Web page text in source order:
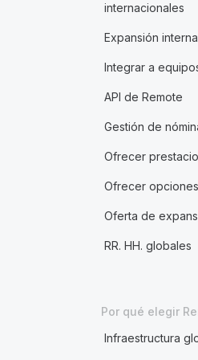
internacionales
Expansión
Integrar a
API de Remote
Gestión de
Ofrecer
Ofrecer
Oferta de
RR. HH. globales
Por qué elegir
Infraestructura